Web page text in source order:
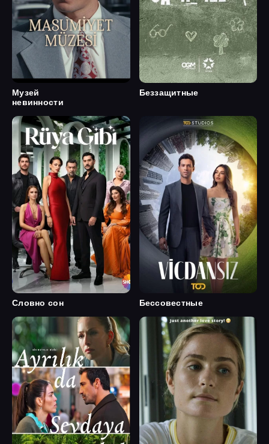
Музей
невинности
Беззащитные
Словно сон Бессовестные